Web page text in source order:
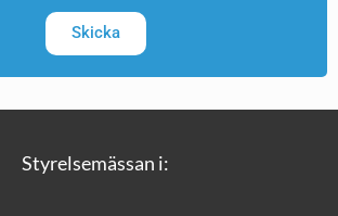
Skicka
Styrelsemässan i: